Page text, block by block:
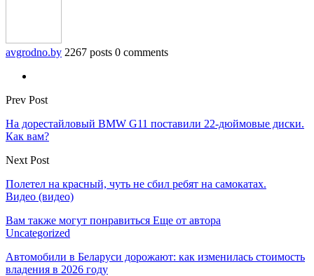
avgrodno.by 2267 posts 0 comments
Prev Post
На дорестайловый BMW G11 поставили 22-дюймовые диски.
Как вам?
Next Post
Полетел на красный, чуть не сбил ребят на самокатах.
Видео (видео)
Вам также могут понравиться Еще от автора
Uncategorized
Автомобили в Беларуси дорожают: как изменилась стоимость
владения в 2026 году